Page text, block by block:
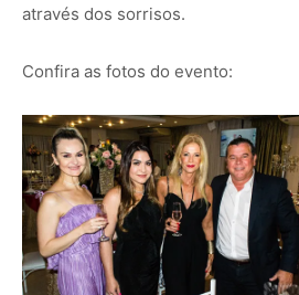
através dos sorrisos.
Confira as fotos do evento: